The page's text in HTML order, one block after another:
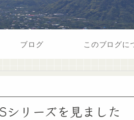
ブログ このブログに
リーズを見ました